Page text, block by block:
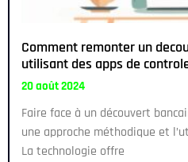
Comment remonter un
utilisant des apps de
20 août 2024
Faire face à un découvert
une approche méthodique et
La technologie offre